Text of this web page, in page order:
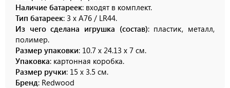
Наличие батареек: входят в комплект.
Тип батареек: 3 х A76 / LR44.
Из чего сделана игрушка (состав): пластик, металл,
полимер.
Размер упаковки: 10.7 х 24.13 х 7 см.
Упаковка: картонная коробка.
Размер ручки: 15 х 3.5 см.
Бренд: Redwood